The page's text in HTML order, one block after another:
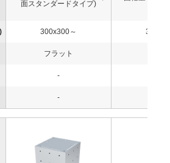
面スタンダードタイプ)
300x300～
フラット
-
-